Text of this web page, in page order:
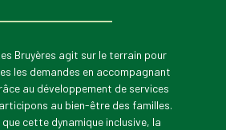
Bruyères agit sur le terrain pour
les demandes en accompagnant
au développement de services
au bien-être des familles.
cette dynamique inclusive, la